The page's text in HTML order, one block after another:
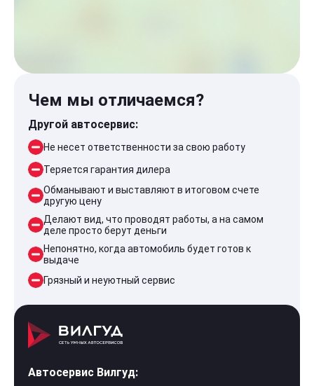
Чем мы отличаемся?
Другой автосервис:
Не несет ответственности за свою работу
Теряется гарантия дилера
Обманывают и выставляют в итоговом счете
другую цену
Делают вид, что проводят работы, а на самом
деле просто берут деньги
Непонятно, когда автомобиль будет готов к
выдаче
Грязный и неуютный сервис
Автосервис Вилгуд: